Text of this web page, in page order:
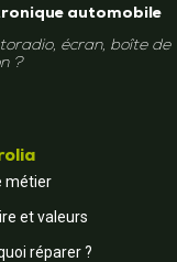
automobile
écran, boîte de
?
métier
et valeurs
réparer ?